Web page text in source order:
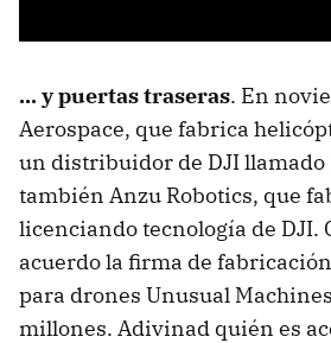
... y puertas traseras. En
Aerospace, que fabrica
un distribuidor de DJI llamado
también Anzu Robotics, que
licenciando tecnología de DJI.
acuerdo la firma de
para drones Unusual
millones. Adivinad quién es